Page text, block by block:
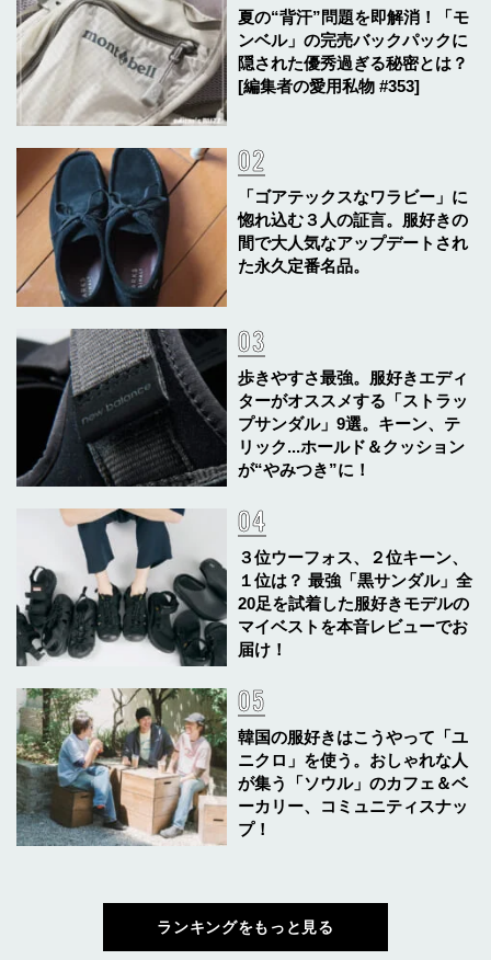
夏の“背汗”問題を即解消！「モ
ンベル」の完売バックパックに
隠された優秀過ぎる秘密とは？
[編集者の愛用私物 #353]
「ゴアテックスなワラビー」に
惚れ込む３人の証言。服好きの
間で大人気なアップデートされ
た永久定番名品。
歩きやすさ最強。服好きエディ
ターがオススメする「ストラッ
プサンダル」9選。キーン、テ
リック...ホールド＆クッション
が“やみつき”に！
３位ウーフォス、２位キーン、
１位は？ 最強「黒サンダル」全
20足を試着した服好きモデルの
マイベストを本音レビューでお
届け！
韓国の服好きはこうやって「ユ
ニクロ」を使う。おしゃれな人
が集う「ソウル」のカフェ＆ベ
ーカリー、コミュニティスナッ
プ！
ランキングをもっと見る